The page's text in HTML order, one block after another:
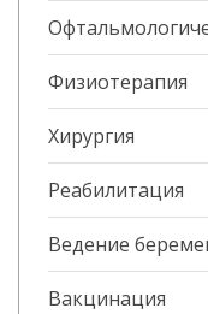
Физиотерапия
Хирургия
Реабилитация
Ведение
Вакцинация